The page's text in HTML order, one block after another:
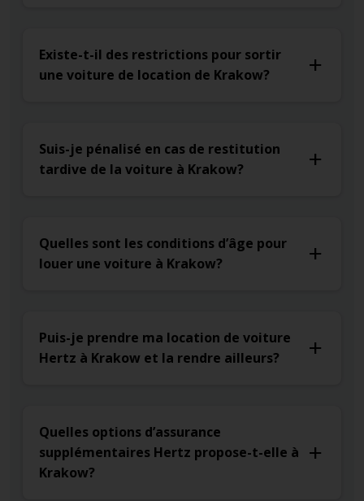
Existe-t-il des restrictions pour sortir
une voiture de location de Krakow?
Suis-je pénalisé en cas de restitution
tardive de la voiture à Krakow?
Quelles sont les conditions d’âge pour
louer une voiture à Krakow?
Puis-je prendre ma location de voiture
Hertz à Krakow et la rendre ailleurs?
Quelles options d’assurance
supplémentaires Hertz propose-t-elle à
Krakow?